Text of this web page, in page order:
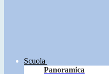
Scuola
Panoramica